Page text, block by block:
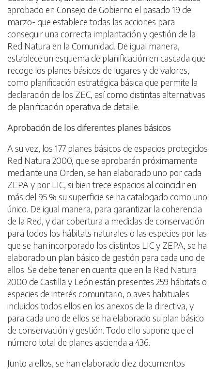
aprobado en Consejo de Gobierno el pasado 19 de
marzo- que establece todas las acciones para
conseguir una correcta implantación y gestión de la
Red Natura en la Comunidad. De igual manera,
establece un esquema de planificación en cascada que
recoge los planes básicos de lugares y de valores,
como planificación estratégica básica que permite la
declaración de los ZEC, así como distintas alternativas
de planificación operativa de detalle.
Aprobación de los diferentes planes básicos
A su vez, los 177 planes básicos de espacios protegidos
Red Natura 2000, que se aprobarán próximamente
mediante una Orden, se han elaborado uno por cada
ZEPA y por LIC, si bien trece espacios al coincidir en
más del 95 % su superficie se ha catalogado como uno
único. De igual manera, para garantizar la coherencia
de la Red, y dar cobertura a medidas de conservación
para todos los hábitats naturales o las especies por las
que se han incorporado los distintos LIC y ZEPA, se ha
elaborado un plan básico de gestión para cada uno de
ellos. Se debe tener en cuenta que en la Red Natura
2000 de Castilla y León están presentes 259 hábitats o
especies de interés comunitario, o aves habituales
incluidos todos ellos en los anexos de la directiva, y
para cada uno de ellos se ha elaborado su plan básico
de conservación y gestión. Todo ello supone que el
número total de planes ascienda a 436.
Junto a ellos, se han elaborado diez documentos